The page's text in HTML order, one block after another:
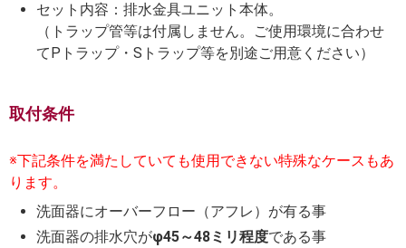
セット内容：排水金具ユニット本体。
（トラップ管等は付属しません。ご使用環境に合わせ
てPトラップ・Sトラップ等を別途ご用意ください）
取付条件
※下記条件を満たしていても使用できない特殊なケースもあ
ります。
洗面器にオーバーフロー（アフレ）が有る事
洗面器の排水穴がφ45～48ミリ程度である事